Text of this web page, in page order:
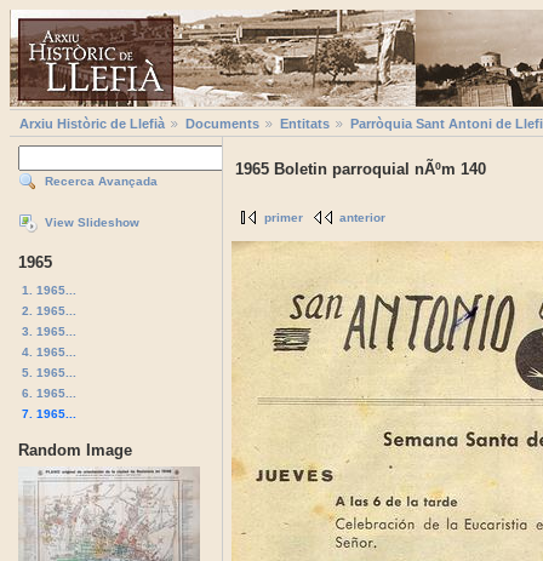
Arxiu Històric de Llefià Documents Entitats Parròquia Sant Antoni de
Recerca Avançada
View Slideshow
1965
1. 1965...
2. 1965...
3. 1965...
4. 1965...
5. 1965...
6. 1965...
7. 1965...
Random Image
1965 Boletin parroquial nÃºm 140
primer anterior